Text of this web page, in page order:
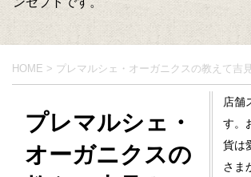
HOME > プレマルシェ・オーガニクスの教えて吉
プレマルシェ・
オーガニクスの
店舗
す。
貨は
さま